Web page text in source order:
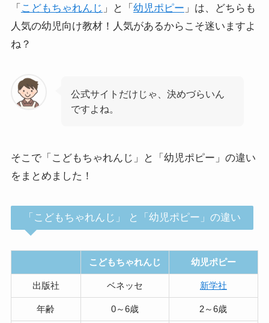
「 こどもちゃれんじ 」と「 幼児ポピー 」は、どちらも
人気の幼児向け教材！人気があるからこそ迷いますよ
ね？
公式サイトだけじゃ、決めづらいん
ですよね。
そこで「こどもちゃれんじ」と「幼児ポピー」の違い
をまとめました！
「こどもちゃれんじ」 と「幼児ポピー」の違い
こどもちゃれんじ 幼児ポピー
出版社 ベネッセ 新学社
年齢 0～6歳 2～6歳